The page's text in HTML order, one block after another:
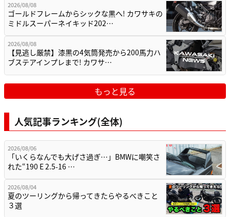
2026/08/08
ゴールドフレームからシックな黒へ! カワサキの
ミドルスーパーネイキッド202…
2026/08/08
【見逃し厳禁】漆黒の4気筒発売から200馬力ハ
ブステアインプレまで! カワサ…
もっと見る
人気記事ランキング(全体)
2026/08/06
「いくらなんでも大げさ過ぎ…」BMWに嘲笑さ
れた“190 E 2.5-16 …
2026/08/04
夏のツーリングから帰ってきたらやるべきこと
３選